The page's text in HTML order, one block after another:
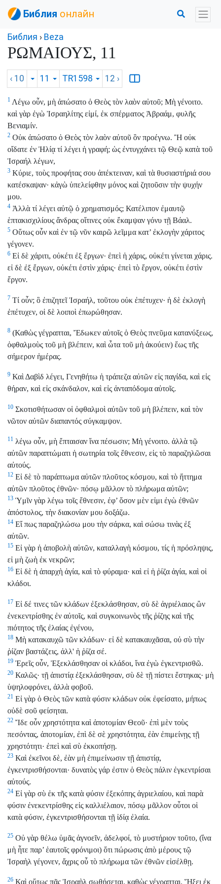
Библия онлайн
Библия › Beza
ΡΩΜΑΙΟΥΣ, 11
‹ 10 11 TR1598 12 ›
1 Λέγω οὖν, μὴ ἀπώσατο ὁ Θεὸς τὸν λαὸν αὐτοῦ; Μὴ γένοιτο.
καὶ γὰρ ἐγὼ Ἰσραηλίτης εἰμί, ἐκ σπέρματος Ἀβραάμ, φυλῆς
Βενιαμίν.
2 Οὐκ ἀπώσατο ὁ Θεὸς τὸν λαὸν αὐτοῦ ὃν προέγνω. Ἢ οὐκ
οἴδατε ἐν Ἠλίᾳ τί λέγει ἡ γραφή; ὡς ἐντυγχάνει τῷ Θεῷ κατὰ τοῦ
Ἰσραήλ λέγων,
3 Κύριε, τοὺς προφήτας σου ἀπέκτειναν, καὶ τὰ θυσιαστήριά σου
κατέσκαψαν· κἀγὼ ὑπελείφθην μόνος καὶ ζητοῦσιν τὴν ψυχήν
μου.
4 Ἀλλὰ τί λέγει αὐτῷ ὁ χρηματισμός; Κατέλιπον ἐμαυτῷ
ἑπτακισχιλίους ἄνδρας οἵτινες οὐκ ἔκαμψαν γόνυ τῇ Βάαλ.
5 Οὕτως οὖν καὶ ἐν τῷ νῦν καιρῶ λεῖμμα κατ’ ἐκλογὴν χάριτος
γέγονεν.
6 Εἰ δὲ χάριτι, οὐκέτι ἐξ ἔργων· ἐπεὶ ἡ χάρις, οὐκέτι γίνεται χάρις.
εἰ δὲ ἐξ ἔργων, οὐκέτι ἐστὶν χάρις· ἐπεὶ τὸ ἔργον, οὐκέτι ἐστὶν
ἔργον.
7 Τί οὖν; ὃ ἐπιζητεῖ Ἰσραήλ, τοῦτου οὐκ ἐπέτυχεν· ἡ δὲ ἐκλογὴ
ἐπέτυχεν, οἱ δὲ λοιποὶ ἐπωρώθησαν.
8 (Καθὼς γέγραπται, Ἔδωκεν αὐτοῖς ὁ Θεὸς πνεῦμα κατανύξεως,
ὀφθαλμοὺς τοῦ μὴ βλέπειν, καὶ ὦτα τοῦ μὴ ἀκούειν) ἕως τῆς
σήμερον ἡμέρας.
9 Καὶ Δαβὶδ λέγει, Γενηθήτω ἡ τράπεζα αὐτῶν εἰς παγίδα, καὶ εἰς
θήραν, καὶ εἰς σκάνδαλον, καὶ εἰς ἀνταπόδομα αὐτοῖς.
10 Σκοτισθήτωσαν οἱ ὀφθαλμοὶ αὐτῶν τοῦ μὴ βλέπειν, καὶ τὸν
νῶτον αὐτῶν διαπαντός σύγκαμψον.
11 λέγω οὖν, μὴ ἔπταισαν ἵνα πέσωσιν; Μὴ γένοιτο. ἀλλὰ τῷ
αὐτῶν παραπτώματι ἡ σωτηρία τοῖς ἔθνεσιν, εἰς τὸ παραζηλῶσαι
αὐτούς.
12 Εἰ δὲ τὸ παράπτωμα αὐτῶν πλοῦτος κόσμου, καὶ τὸ ἥττημα
αὐτῶν πλοῦτος ἐθνῶν· πόσῳ μᾶλλον τὸ πλήρωμα αὐτῶν;
13 Ὑμῖν γὰρ λέγω τοῖς ἔθνεσιν, ἐφ’ ὅσον μὲν εἰμι ἐγὼ ἐθνῶν
ἀπόστολος, τὴν διακονίαν μου δοξάζω.
14 Εἴ πως παραζηλώσω μου τὴν σάρκα, καὶ σώσω τινὰς ἐξ
αὐτῶν.
15 Εἰ γὰρ ἡ ἀποβολὴ αὐτῶν, καταλλαγὴ κόσμου, τίς ἡ πρόσληψις,
εἰ μὴ ζωὴ ἐκ νεκρῶν;
16 Εἰ δὲ ἡ ἀπαρχὴ ἁγία, καὶ τὸ φύραμα· καὶ εἰ ἡ ῥίζα ἁγία, καὶ οἱ
κλάδοι.
17 Εἰ δέ τινες τῶν κλάδων ἐξεκλάσθησαν, σὺ δὲ ἀγριέλαιος ὢν
ἐνεκεντρίσθης ἐν αὐτοῖς, καὶ συγκοινωνὸς τῆς ῥίζης καὶ τῆς
πιότητος τῆς ἐλαίας ἐγένου,
18 Μὴ κατακαυχῶ τῶν κλάδων· εἰ δὲ κατακαυχᾶσαι, οὐ σὺ τὴν
ῥίζαν βαστάζεις, ἀλλ' ἡ ῥίζα σέ.
19 Ἐρεῖς οὖν, Ἐξεκλάσθησαν οἱ κλάδοι, ἵνα ἐγὼ ἐγκεντρισθῶ.
20 Καλῶς· τῇ ἀπιστίᾳ ἐξεκλάσθησαν, σὺ δὲ τῇ πίστει ἕστηκας· μὴ
ὑψηλοφρόνει, ἀλλὰ φοβοῦ.
21 Εἰ γὰρ ὁ Θεὸς τῶν κατὰ φύσιν κλάδων οὐκ ἐφείσατο, μήπως
οὐδὲ σοῦ φείσηται.
22 Ἴδε οὖν χρηστότητα καὶ ἀποτομίαν Θεοῦ· ἐπὶ μὲν τοὺς
πεσόντας, ἀποτομίαν, ἐπὶ δὲ σὲ χρηστότητα, ἐὰν ἐπιμείνῃς τῇ
χρηστότητι· ἐπεὶ καὶ σὺ ἐκκοπήσῃ.
23 Καὶ ἐκεῖνοι δὲ, ἐὰν μὴ ἐπιμείνωσιν τῇ ἀπιστίᾳ,
ἐγκεντρισθήσονται· δυνατὸς γάρ ἐστιν ὁ Θεὸς πάλιν ἐγκεντρίσαι
αὐτούς.
24 Εἰ γὰρ σὺ ἐκ τῆς κατὰ φύσιν ἐξεκόπης ἀγριελαίου, καὶ παρὰ
φύσιν ἐνεκεντρίσθης εἰς καλλιέλαιον, πόσῳ μᾶλλον οὗτοι οἱ
κατὰ φύσιν, ἐγκεντρισθήσονται τῇ ἰδίᾳ ἐλαία.
25 Οὐ γὰρ θέλω ὑμᾶς ἀγνοεῖν, ἀδελφοί, τὸ μυστήριον τοῦτο, (ἵνα
μὴ ἦτε παρ’ ἑαυτοῖς φρόνιμοι) ὅτι πώρωσις ἀπὸ μέρους τῷ
Ἰσραὴλ γέγονεν, ἄχρις οὗ τὸ πλήρωμα τῶν ἐθνῶν εἰσέλθῃ.
26 Καὶ οὕτως πᾶς Ἰσραὴλ σωθήσεται, καθὼς γέγραπται, Ἥξει ἐκ